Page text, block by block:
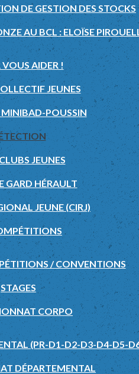
DE GESTION DES STOCKS
AU BCL : ELOÏSE
AIDER !
JEUNES
POUSSIN
JEUNES
GARD HÉRAULT
JEUNE (CIRJ)
/ CONVENTIONS
STAGES
CORPO
(PR-D1-D2-D3-D4-D5-
DÉPARTEMENTAL